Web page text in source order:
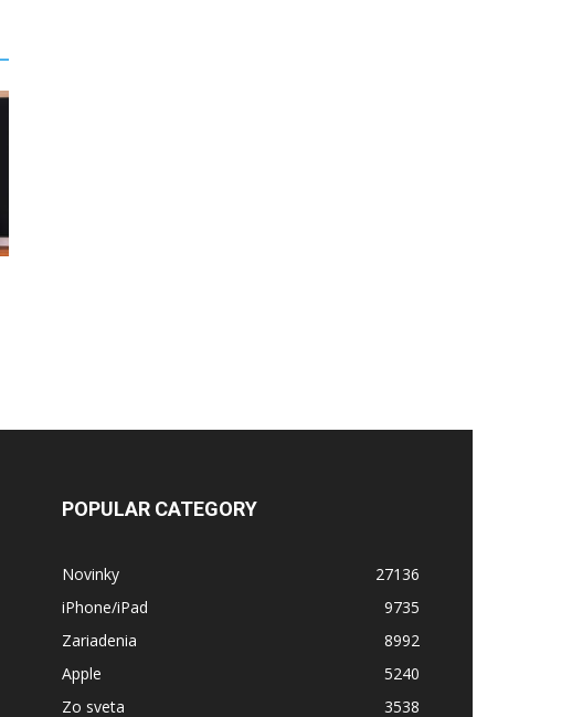
POPULAR CATEGORY
Novinky
27136
iPhone/iPad
9735
Zariadenia
8992
Apple
5240
Zo sveta
3538